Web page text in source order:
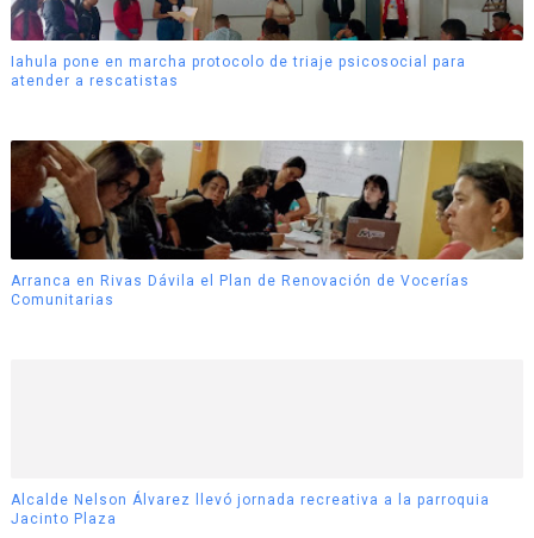
Iahula pone en marcha protocolo de triaje psicosocial para
atender a rescatistas
Arranca en Rivas Dávila el Plan de Renovación de Vocerías
Comunitarias
Alcalde Nelson Álvarez llevó jornada recreativa a la parroquia
Jacinto Plaza